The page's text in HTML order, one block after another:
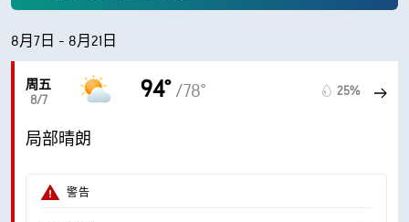
8月7日 - 8月21日
周五
8/7
94° /78° 25%
局部晴朗
警告